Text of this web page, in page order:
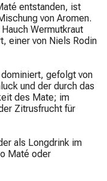
entstanden, ist
von Aromen.
Wermutkraut
einer von Niels Rodin
gefolgt von
und der durch das
des Mate; im
Zitrusfrucht für
als Longdrink im
Maté oder